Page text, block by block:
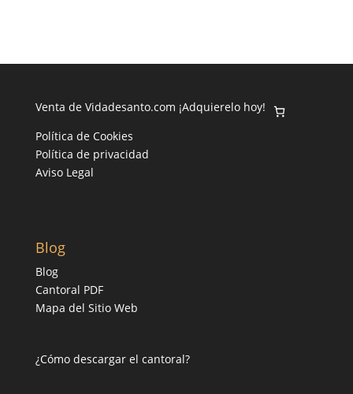
Venta de Vidadesanto.com ¡Adquierelo hoy!
Política de Cookies
Política de privacidad
Aviso Legal
Blog
Blog
Cantoral PDF
Mapa del Sitio Web
¿Cómo descargar el cantoral?